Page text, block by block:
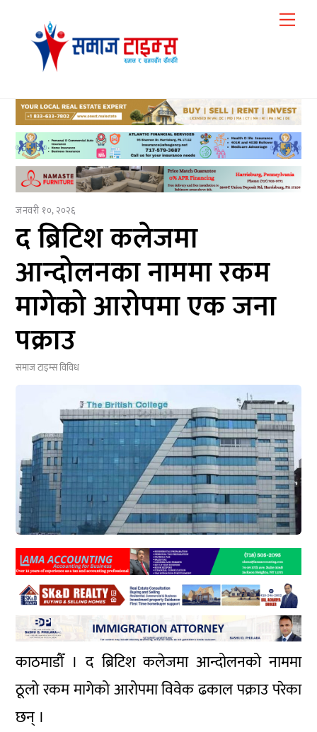
content
जनवरी १०, २०२६
द ब्रिटिश कलेजमा
आन्दोलनका नाममा रकम
मागेको आरोपमा एक जना
पक्राउ
समाज टाइम्सविविध
काठमाडौँ । द ब्रिटिश कलेजमा आन्दोलनको नाममा
ठूलो रकम मागेको आरोपमा विवेक ढकाल पक्राउ परेका
छन् ।